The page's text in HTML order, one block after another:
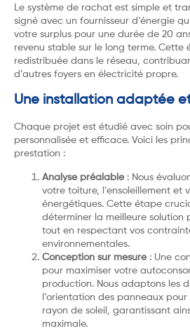
Le système de rachat est simple et
signé avec un fournisseur d’énergie
votre surplus pour une durée de 20
revenu stable sur le long terme. Cette
redistribuée dans le réseau,
d’autres foyers en électricité propre.
Une installation adaptée
Chaque projet est étudié avec soin
personnalisée et efficace. Voici les
prestation :
Analyse préalable: Nous
votre toiture, l’ensoleillement et
énergétiques. Cette étape
déterminer la meilleure solution
tout en respectant vos
environnementales.
Conception sur mesure: Une
pour maximiser votre
production. Nous adaptons les
l’orientation des panneaux
rayon de soleil, garantissant
maximale.